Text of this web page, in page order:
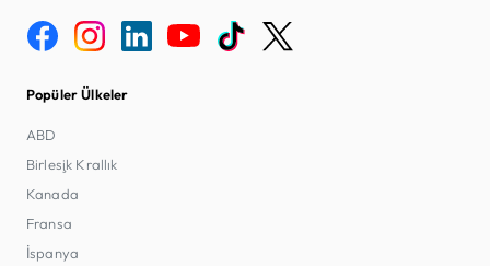
Popüler Ülkeler
ABD
Birleşik Krallık
Kanada
Fransa
İspanya